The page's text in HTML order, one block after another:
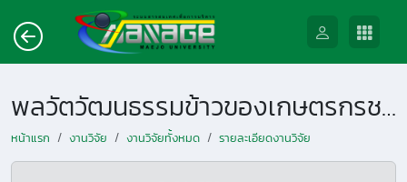
พลวัตวัฒนธรรมข้าวของเกษตรกรชาติพันธุ์ (กะเหรี่ยง) อ.ขุนยวม จ.แม่ฮ่องสอน : เกษตรกรรมบนฐานวัฒนธรรมและทุนทางสังคม
หน้าแรก งานวิจัย งานวิจัยทั้งหมด รายละเอียดงานวิจัย